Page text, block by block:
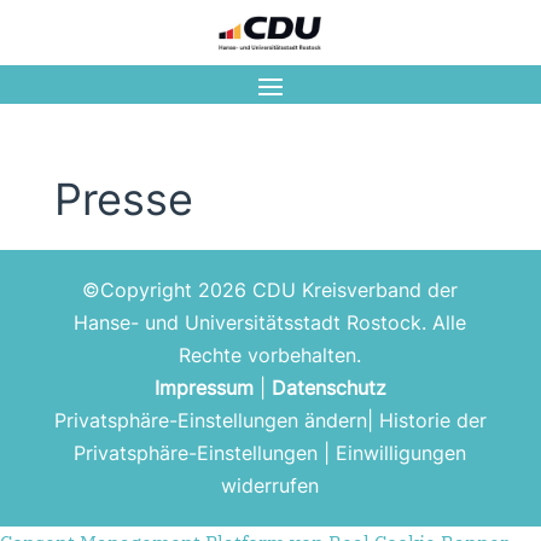
Presse
©Copyright 2026 CDU Kreisverband der
Hanse- und Universitätsstadt Rostock. Alle
Rechte vorbehalten.
Impressum| Datenschutz
Privatsphäre-Einstellungen ändern| Historie der
Privatsphäre-Einstellungen
Einwilligungen
widerrufen